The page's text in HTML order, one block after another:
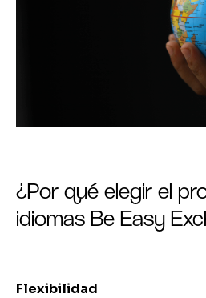
¿Por qué elegir el
idiomas Be Easy
Flexibilidad